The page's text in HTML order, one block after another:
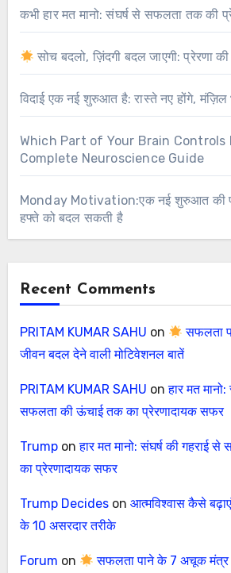
कभी हार मत मानो: संघर्ष से सफलता तक की
सोच बदलो, ज़िंदगी बदल जाएगी: प्रेरणा
विदाई एक नई शुरुआत है: रास्ते नए होंगे, मंज़िल
Which Part of Your Brain Controls
Complete Neuroscience Guide
Monday Motivation:एक नई शुरुआत की
हफ्ते को बदल सकती है
Recent Comments
PRITAM KUMAR SAHU on
सफलता
जीवन बदल देने वाली मोटिवेशनल बातें
PRITAM KUMAR SAHU onहार मत
सफलता की ऊंचाई तक का प्रेरणादायक सफर
Trumponहार मत मानो: संघर्ष की गहराई
का प्रेरणादायक सफर
Trump Decideson आत्मविश्वास कैसे
के 10 असरदार तरीके
Forum on
सफलता पाने के 7 अचूक मंत्र